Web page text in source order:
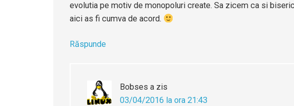
evolutia pe motiv de monopoluri create. Sa zicem ca si
aici as fi cumva de acord.
Răspunde
Bobses a zis
03/04/2016 la ora 21:43